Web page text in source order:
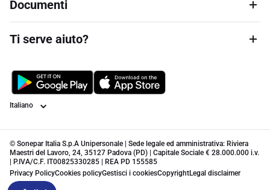
Documenti
Ti serve aiuto?
Lingua
© Sonepar Italia S.p.A Unipersonale | Sede legale ed amministrativa: Riviera
Maestri del Lavoro, 24, 35127 Padova (PD) | Capitale Sociale € 28.000.000 i.v.
| P.IVA/C.F. IT00825330285 | REA PD 155585
Privacy PolicyCookies policyGestisci i cookiesCopyrightLegal disclaimer